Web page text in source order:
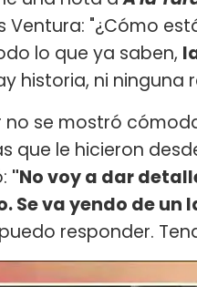
Ventura: "¿Cómo
lo que ya saben,
historia, ni ninguna
no se mostró
que le hicieron
"No voy a dar
Se va yendo de un
responder.